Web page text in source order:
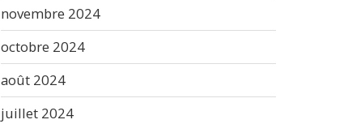
novembre 2024
octobre 2024
août 2024
juillet 2024